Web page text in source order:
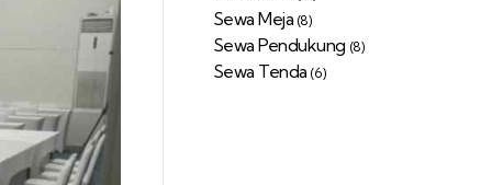
Sewa Meja (8)
Sewa Pendukung (8)
Sewa Tenda (6)